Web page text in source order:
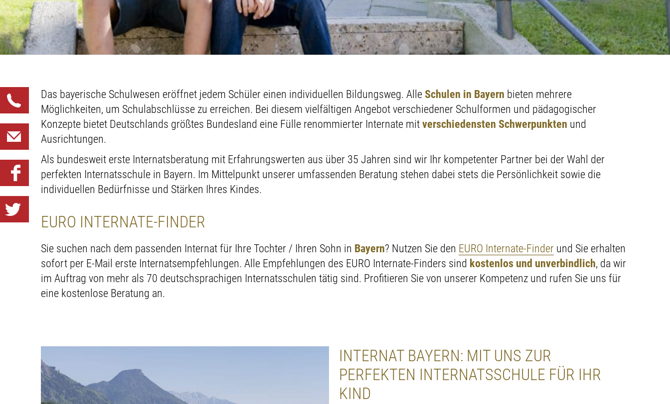
Das bayerische Schulwesen eröffnet jedem Schüler einen individuellen Bildungsweg. Alle Schulen in Bayern bieten mehrere
Möglichkeiten, um Schulabschlüsse zu erreichen. Bei diesem vielfältigen Angebot verschiedener Schulformen und pädagogischer
Konzepte bietet Deutschlands größtes Bundesland eine Fülle renommierter Internate mit verschiedensten Schwerpunkten und
Ausrichtungen.
Als bundesweit erste Internatsberatung mit Erfahrungswerten aus über 35 Jahren sind wir Ihr kompetenter Partner bei der Wahl der
perfekten Internatsschule in Bayern. Im Mittelpunkt unserer umfassenden Beratung stehen dabei stets die Persönlichkeit sowie die
individuellen Bedürfnisse und Stärken Ihres Kindes.
EURO INTERNATE-FINDER
Sie suchen nach dem passenden Internat für Ihre Tochter / Ihren Sohn in Bayern? Nutzen Sie den EURO Internate-Finder und Sie erhalten
sofort per E-Mail erste Internatsempfehlungen. Alle Empfehlungen des EURO Internate-Finders sind kostenlos und unverbindlich, da wir
im Auftrag von mehr als 70 deutschsprachigen Internatsschulen tätig sind. Profitieren Sie von unserer Kompetenz und rufen Sie uns für
eine kostenlose Beratung an.
INTERNAT BAYERN: MIT UNS ZUR
PERFEKTEN INTERNATSSCHULE FÜR IHR
KIND